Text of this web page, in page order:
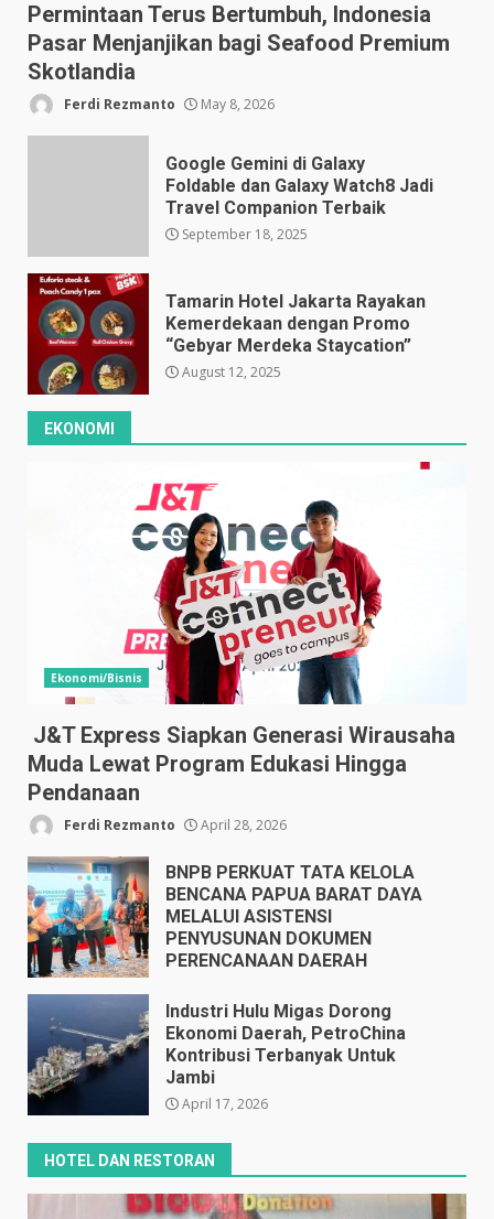
Permintaan Terus Bertumbuh, Indonesia
Pasar Menjanjikan bagi Seafood Premium
Skotlandia
Ferdi Rezmanto May 8, 2026
Google Gemini di Galaxy
Foldable dan Galaxy Watch8 Jadi
Travel Companion Terbaik
September 18, 2025
Tamarin Hotel Jakarta Rayakan
Kemerdekaan dengan Promo
“Gebyar Merdeka Staycation”
August 12, 2025
EKONOMI
Ekonomi/Bisnis
J&T Express Siapkan Generasi Wirausaha
Muda Lewat Program Edukasi Hingga
Pendanaan
Ferdi Rezmanto April 28, 2026
BNPB PERKUAT TATA KELOLA
BENCANA PAPUA BARAT DAYA
MELALUI ASISTENSI
PENYUSUNAN DOKUMEN
PERENCANAAN DAERAH
Industri Hulu Migas Dorong
Ekonomi Daerah, PetroChina
Kontribusi Terbanyak Untuk
Jambi
April 17, 2026
HOTEL DAN RESTORAN